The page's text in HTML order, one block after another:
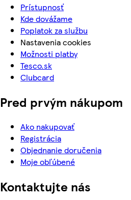
Prístupnosť
Kde dovážame
Poplatok za službu
Nastavenia cookies
Možnosti platby
Tesco.sk
Clubcard
Pred prvým nákupom
Ako nakupovať
Registrácia
Objednanie doručenia
Moje obľúbené
Kontaktujte nás